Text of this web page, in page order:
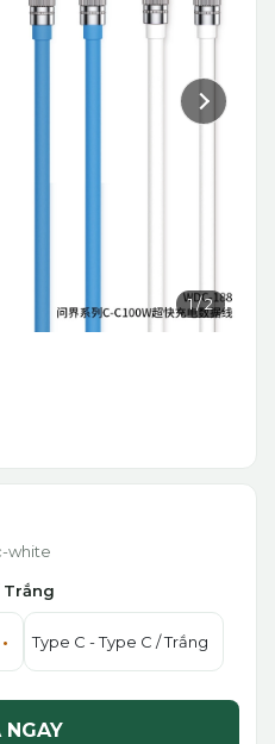
1/2
white
Trắng
Type C - Type C / Trắng
NGAY